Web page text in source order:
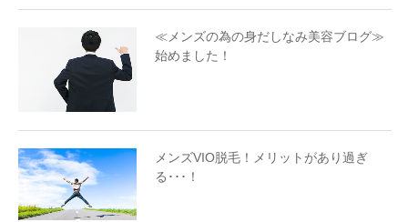
≪メンズの為の身だしなみ美容ブログ≫
始めました！
メンズVIO脱毛！メリットがあり過ぎ
る･･･！